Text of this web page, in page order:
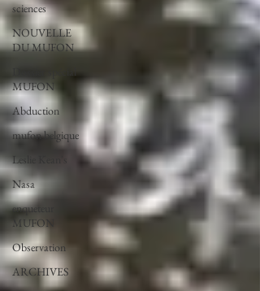
sciences
NOUVELLE
DU MUFON
MUFON
Abduction
mufon belgique
Leslie Kean's
Nasa
enqueteur
MUFON
Observation
ARCHIVES